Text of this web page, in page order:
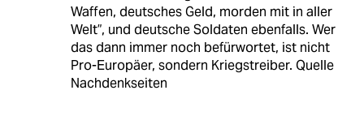
Waffen, deutsches Geld, morden mit in aller
Welt”, und deutsche Soldaten ebenfalls. Wer
das dann immer noch befürwortet, ist nicht
Pro-Europäer, sondern Kriegstreiber. Quelle
Nachdenkseiten